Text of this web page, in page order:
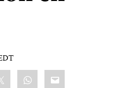
WhatsApp
Email